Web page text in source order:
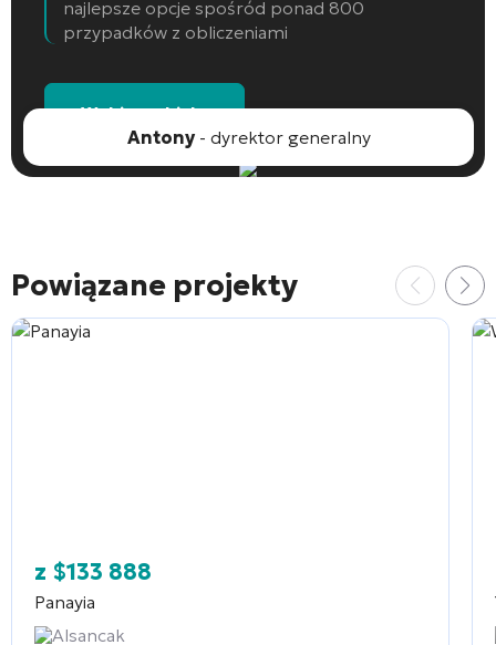
najlepsze opcje spośród ponad 800
przypadków z obliczeniami
Wybierz obiekt
Antony- dyrektor generalny
Powiązane projekty
z $133 888
Panayia
Alsancak